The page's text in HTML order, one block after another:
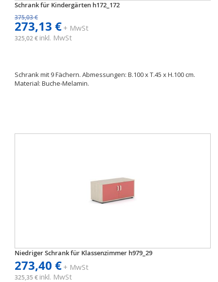
Schrank für Kindergärten h172_172
375,03 €
273,13 €+ MwSt
325,02 € inkl. MwSt
Schrank mit 9 Fächern. Abmessungen: B.100 x T.45 x H.100 cm.
Material: Buche-Melamin.
Niedriger Schrank für Klassenzimmer h979_29
273,40 €+ MwSt
325,35 € inkl. MwSt